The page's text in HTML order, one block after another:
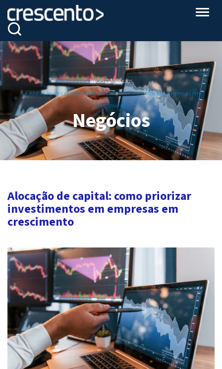
Início
Negócios
Alocação de capital: como priorizar investimentos em empresas em
crescimento
Negócios
Alocação de capital: como priorizar
investimentos em empresas em
crescimento